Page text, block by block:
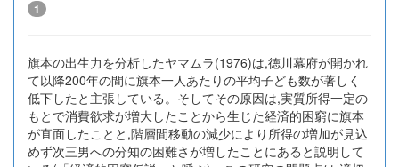
1
旗本の出生力を分析したヤマムラ(1976)は,徳川幕府が開かれ
て以降200年の間に旗本一人あたりの平均子ども数が著しく
低下したと主張している。そしてその原因は,実質所得一定の
もとで消費欲求が増大したことから生じた経済的困窮に旗本
が直面したことと,階層間移動の減少により所得の増加が見込
めず次三男への分知の困難さが増したことにあると説明して